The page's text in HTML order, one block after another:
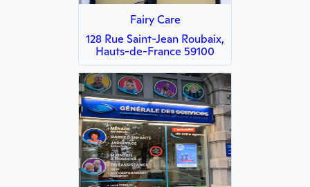
Fairy Care
128 Rue Saint-Jean Roubaix,
Hauts-de-France 59100